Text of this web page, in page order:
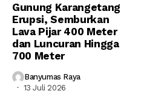
Gunung Karangetang
Erupsi, Semburkan
Lava Pijar 400 Meter
dan Luncuran Hingga
700 Meter
Banyumas Raya
13 Juli 2026